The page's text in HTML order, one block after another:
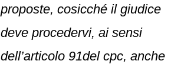
proposte, cosicché il giudice
deve procedervi, ai sensi
dell’articolo 91del cpc, anche